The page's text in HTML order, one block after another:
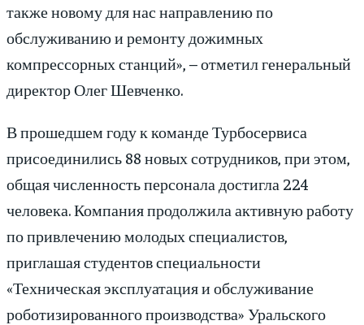
также новому для нас направлению по
обслуживанию и ремонту дожимных
компрессорных станций», – отметил генеральный
директор Олег Шевченко.
В прошедшем году к команде Турбосервиса
присоединились 88 новых сотрудников, при этом,
общая численность персонала достигла 224
человека. Компания продолжила активную работу
по привлечению молодых специалистов,
приглашая студентов специальности
«Техническая эксплуатация и обслуживание
роботизированного производства» Уральского